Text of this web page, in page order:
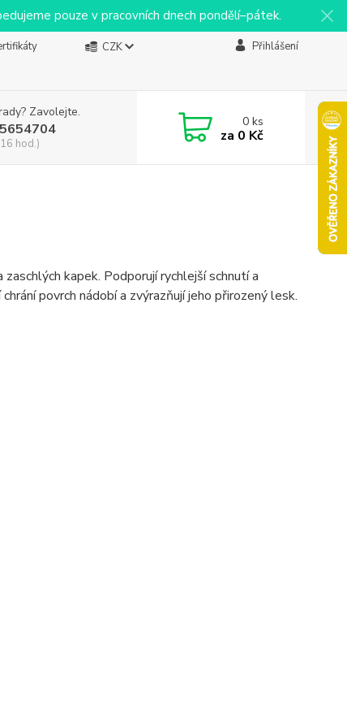
pouze v pracovních dnech pondělí–pátek.
CZK Přihlášení
Zavolejte.
hod.)
0ks
za 0 Kč
kapek. Podporují rychlejší schnutí a
povrch nádobí a zvýrazňují jeho přirozený lesk.